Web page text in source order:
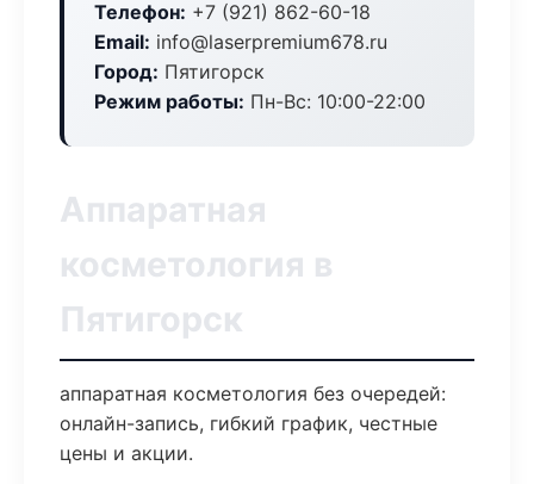
Телефон: +7 (921) 862-60-18
Email: info@laserpremium678.ru
Город: Пятигорск
Режим работы: Пн-Вс: 10:00-22:00
Аппаратная
косметология в
Пятигорск
аппаратная косметология без очередей:
онлайн-запись, гибкий график, честные
цены и акции.